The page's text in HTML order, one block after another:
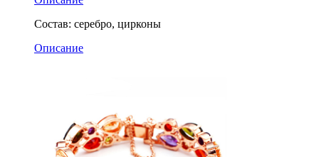
Состав: серебро, цирконы
Описание